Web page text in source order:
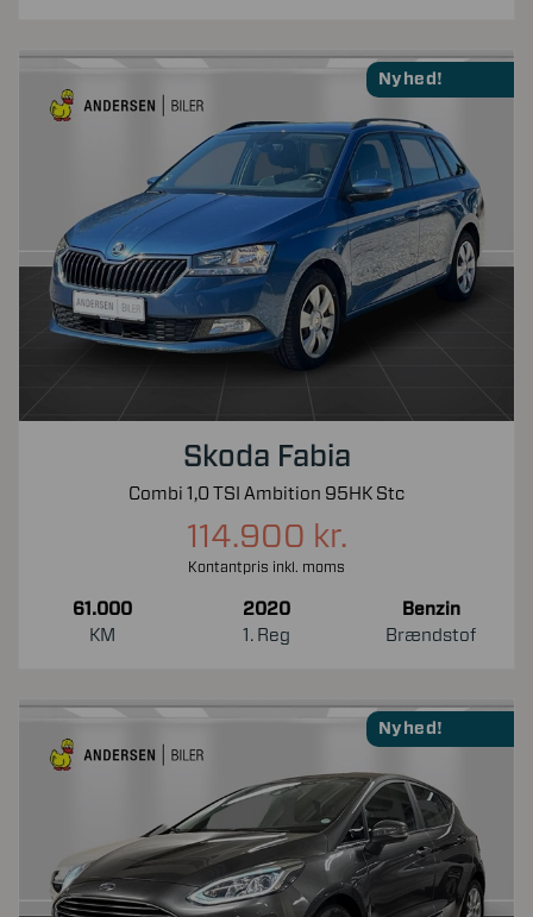
Nyhed!
Skoda Fabia
Combi 1,0 TSI Ambition 95HK Stc
114.900 kr.
Kontantpris inkl. moms
61.000
KM
2020
1. Reg
Benzin
Brændstof
Nyhed!